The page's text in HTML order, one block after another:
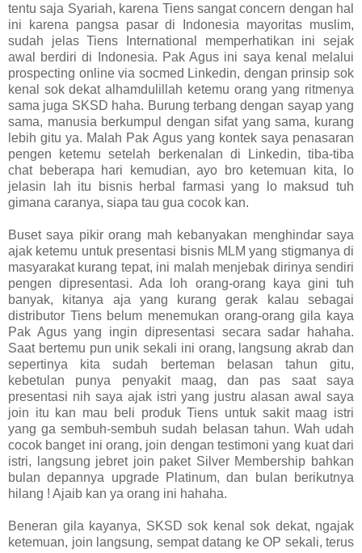
tentu saja Syariah, karena Tiens sangat concern dengan hal
ini karena pangsa pasar di Indonesia mayoritas muslim,
sudah jelas Tiens International memperhatikan ini sejak
awal berdiri di Indonesia. Pak Agus ini saya kenal melalui
prospecting online via socmed Linkedin, dengan prinsip sok
kenal sok dekat alhamdulillah ketemu orang yang ritmenya
sama juga SKSD haha. Burung terbang dengan sayap yang
sama, manusia berkumpul dengan sifat yang sama, kurang
lebih gitu ya. Malah Pak Agus yang kontek saya penasaran
pengen ketemu setelah berkenalan di Linkedin, tiba-tiba
chat beberapa hari kemudian, ayo bro ketemuan kita, lo
jelasin lah itu bisnis herbal farmasi yang lo maksud tuh
gimana caranya, siapa tau gua cocok kan.
Buset saya pikir orang mah kebanyakan menghindar saya
ajak ketemu untuk presentasi bisnis MLM yang stigmanya di
masyarakat kurang tepat, ini malah menjebak dirinya sendiri
pengen dipresentasi. Ada loh orang-orang kaya gini tuh
banyak, kitanya aja yang kurang gerak kalau sebagai
distributor Tiens belum menemukan orang-orang gila kaya
Pak Agus yang ingin dipresentasi secara sadar hahaha.
Saat bertemu pun unik sekali ini orang, langsung akrab dan
sepertinya kita sudah berteman belasan tahun gitu,
kebetulan punya penyakit maag, dan pas saat saya
presentasi nih saya ajak istri yang justru alasan awal saya
join itu kan mau beli produk Tiens untuk sakit maag istri
yang ga sembuh-sembuh sudah belasan tahun. Wah udah
cocok banget ini orang, join dengan testimoni yang kuat dari
istri, langsung jebret join paket Silver Membership bahkan
bulan depannya upgrade Platinum, dan bulan berikutnya
hilang ! Ajaib kan ya orang ini hahaha.
Beneran gila kayanya, SKSD sok kenal sok dekat, ngajak
ketemuan, join langsung, sempat datang ke OP sekali, terus